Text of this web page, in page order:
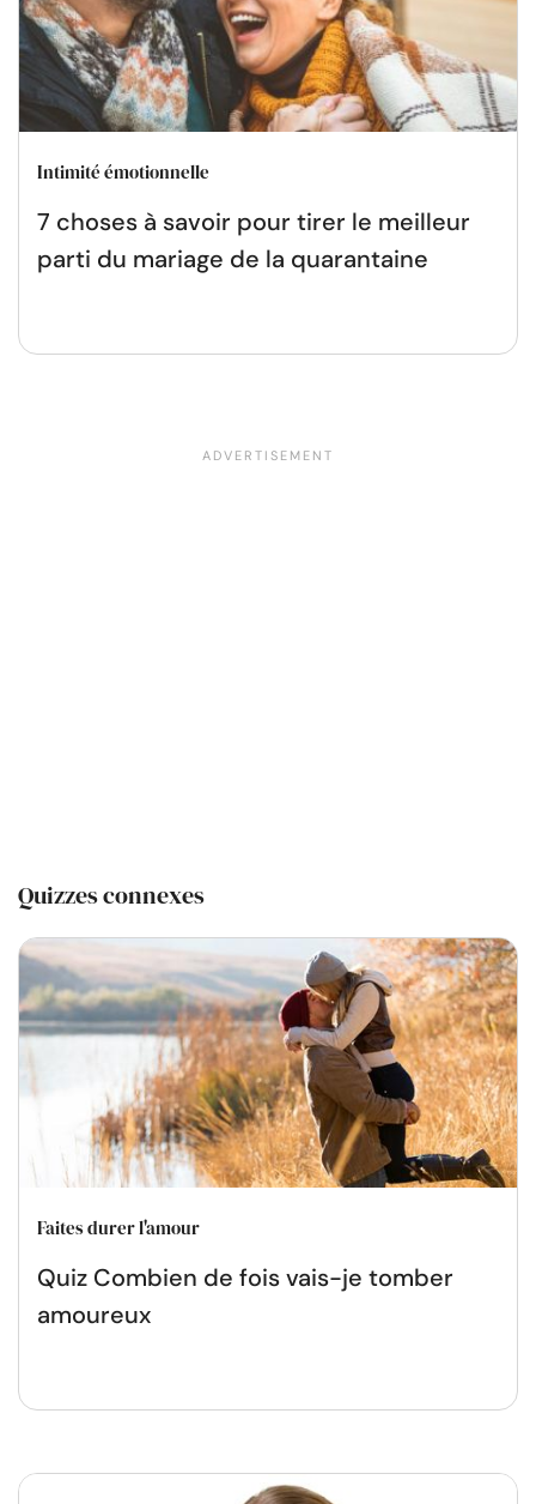
Intimité émotionnelle
7 choses à savoir pour tirer le meilleur
parti du mariage de la quarantaine
Quizzes connexes
Faites durer l'amour
Quiz Combien de fois vais-je tomber
amoureux